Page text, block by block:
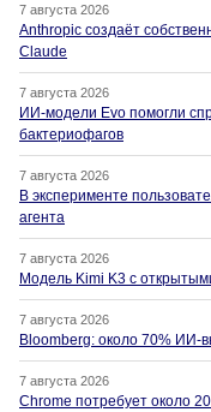
7 августа 2026
Anthropic создаёт
Claude
7 августа 2026
ИИ-модели Evo помогли
бактериофагов
7 августа 2026
В эксперименте
агента
7 августа 2026
Модель Kimi K3 с
7 августа 2026
Bloomberg: около 70% ИИ-
7 августа 2026
Chrome потребует около